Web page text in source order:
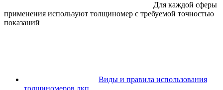
Для каждой сферы
применения используют толщиномер с требуемой точностью
показаний
Виды и правила использования